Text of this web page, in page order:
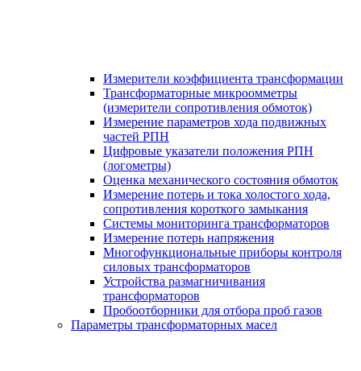
Измерители коэффициента трансформации
Трансформаторные микроомметры
(измерители сопротивления обмоток)
Измерение параметров хода подвижных
частей РПН
Цифровые указатели положения РПН
(логометры)
Оценка механического состояния обмоток
Измерение потерь и тока холостого хода,
сопротивления короткого замыкания
Системы мониторинга трансформаторов
Измерение потерь напряжения
Многофункциональные приборы контроля
силовых трансформаторов
Устройства размагничивания
трансформаторов
Пробоотборники для отбора проб газов
Параметры трансформаторных масел